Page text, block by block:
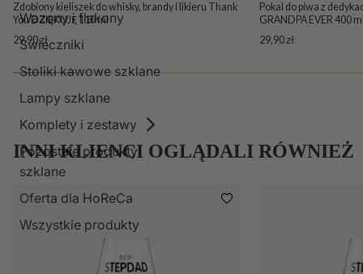
Wazony i flakony
Świeczniki
Stoliki kawowe szklane
Lampy szklane
Komplety i zestawy
Pozostałe produkty
szklane
Oferta dla HoReCa
Wszystkie produkty
Zdobiony kieliszek do whisky, brandy i likieru Thank
You DZIĘKUJĘ 110 ml
29,90 zł
Pokal do piwa z
GRANDPA EVER 400
29,90 zł
INNI KLIENCI OGLĄDALI RÓWNIEŻ